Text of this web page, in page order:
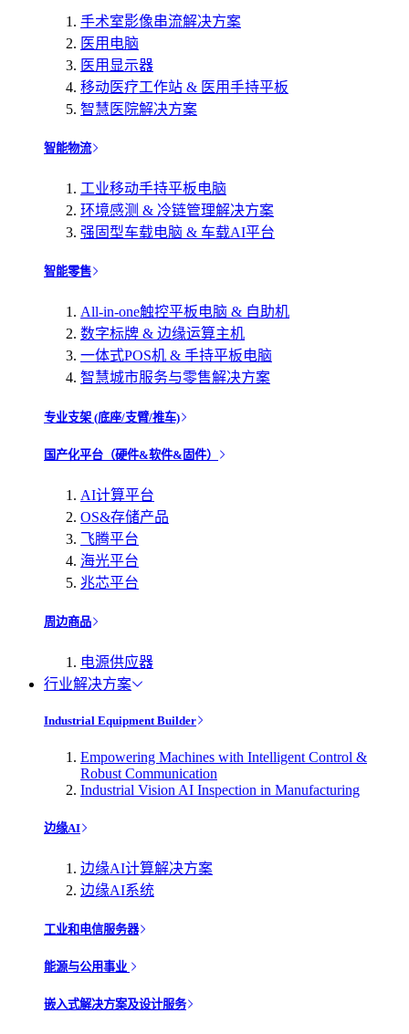
手术室影像串流解决方案
医用电脑
医用显示器
移动医疗工作站 & 医用手持平板
智慧医院解决方案
智能物流
工业移动手持平板电脑
环境感测 & 冷链管理解决方案
强固型车载电脑 & 车载AI平台
智能零售
All-in-one触控平板电脑 & 自助机
数字标牌 & 边缘运算主机
一体式POS机 & 手持平板电脑
智慧城市服务与零售解决方案
专业支架 (底座/支臂/推车)
国产化平台（硬件&软件&固件）
AI计算平台
OS&存储产品
飞腾平台
海光平台
兆芯平台
周边商品
电源供应器
行业解决方案
Industrial Equipment Builder
Empowering Machines with Intelligent Control &
Robust Communication
Industrial Vision AI Inspection in Manufacturing
边缘AI
边缘AI计算解决方案
边缘AI系统
工业和电信服务器
能源与公用事业
嵌入式解决方案及设计服务